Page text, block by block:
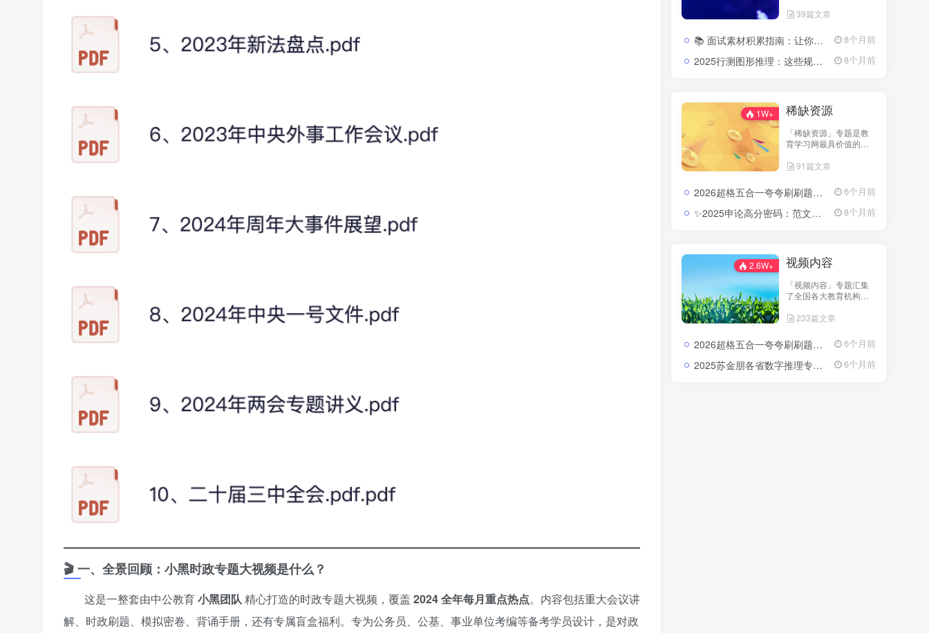
🎬 一、全景回顾：小黑时政专题大视频是什么？
这是一整套由中公教育小黑团队 精心打造的时政专题大视频，覆盖 2024 全年每月重点热点。内容包括重大会议讲
解、时政刷题、模拟密卷、背诵手册，还有专属盲盒福利。专为公务员、公基、事业单位考编等备考学员设计，是对政
里汇集了来自主流教育
内容，包括历年真题、
考点讲义、笔记汇编、
复习计划表等，全站免
费开放下载。 无论你是
到高质量的资料资源，
“零成本高效率”的学习体
验。 我们相信——知识
的起点从免费开始。
39篇文章
📚 面试素材积累指南：让你的答案瞬间有厚度、有高度2026公务员面试素材积累：高频热点与表达技巧 8个月前
2025行测图形推理：这些规律一抓就准，分数直线上升2025公务员行测图形推理考点分析与实战模拟视频教程 8个月前
1W+ 稀缺资源
「稀缺资源」专题是教
育学习网最具价值的资
类珍稀、高质量的考试
队内部讲义、历年未公
开真题、预测密卷、实
战笔记等，全部内容经
过严格筛选与分类整
可为考生提供更深层次
的复习指导与应试策略
探索到他人无法轻易获
取的核心学习资料，让
向感。
91篇文章
2026超格五合一夸夸刷刷题营：把行测申论的每个模块都刷成你的得分习惯2026超格行测申论五合一夸夸刷刷题营资源 6个月前
✨2025申论高分密码：范文模板与规范词的系统进阶路径(含半月谈内部资料多份)2025公务员申论范文及模板合集 8个月前
2.6W+ 视频内容
「视频内容」专题汇集
了全国各大教育机构的
统班、冲刺班、专项突
型。 每一套课程都由资
深讲师录制，注重逻辑
梳理与实战演练，内容
紧扣最新考试大纲，覆
233篇文章
2026超格五合一夸夸刷刷题营：把行测申论的每个模块都刷成你的得分习惯2026超格行测申论五合一夸夸刷刷题营资源 6个月前
2025苏金朋各省数字推理专项：真题一过，省考数列规律全在掌握中2025苏金朋各省数字推理专项真题课资源 6个月前